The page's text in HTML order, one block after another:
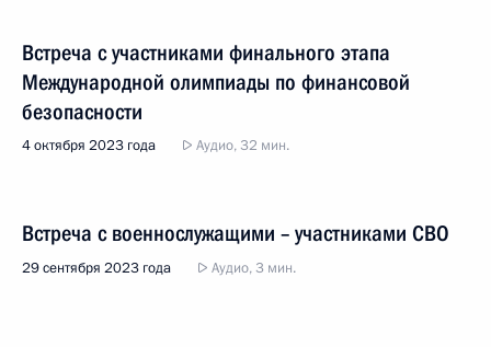
Встреча с участниками финального этапа
Международной олимпиады по финансовой
безопасности
4 октября 2023 года Аудио, 32 мин.
Встреча с военнослужащими – участниками СВО
29 сентября 2023 года Аудио, 3 мин.